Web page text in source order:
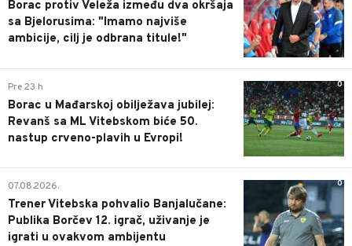
Borac protiv Veleža između dva okršaja
sa Bjelorusima: "Imamo najviše
ambicije, cilj je odbrana titule!"
0
Pre 23 h
Borac u Mađarskoj obilježava jubilej:
Revanš sa ML Vitebskom biće 50.
nastup crveno-plavih u Evropi!
0
07.08.2026.
Trener Vitebska pohvalio Banjalučane:
Publika Borčev 12. igrač, uživanje je
igrati u ovakvom ambijentu